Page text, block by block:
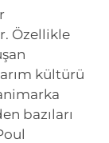
Özellikle
kültürü
bazıları